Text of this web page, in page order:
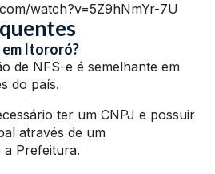
watch?v=5Z9hNmYr-7U
em Itororó?
de NFS-e é semelhante em
do país.
ter um CNPJ e possuir
através de um
Prefeitura.